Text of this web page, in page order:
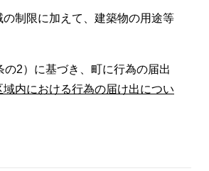
制限に加えて、建築物の用途等
2）に基づき、町に行為の届出
域内における行為の届け出につい